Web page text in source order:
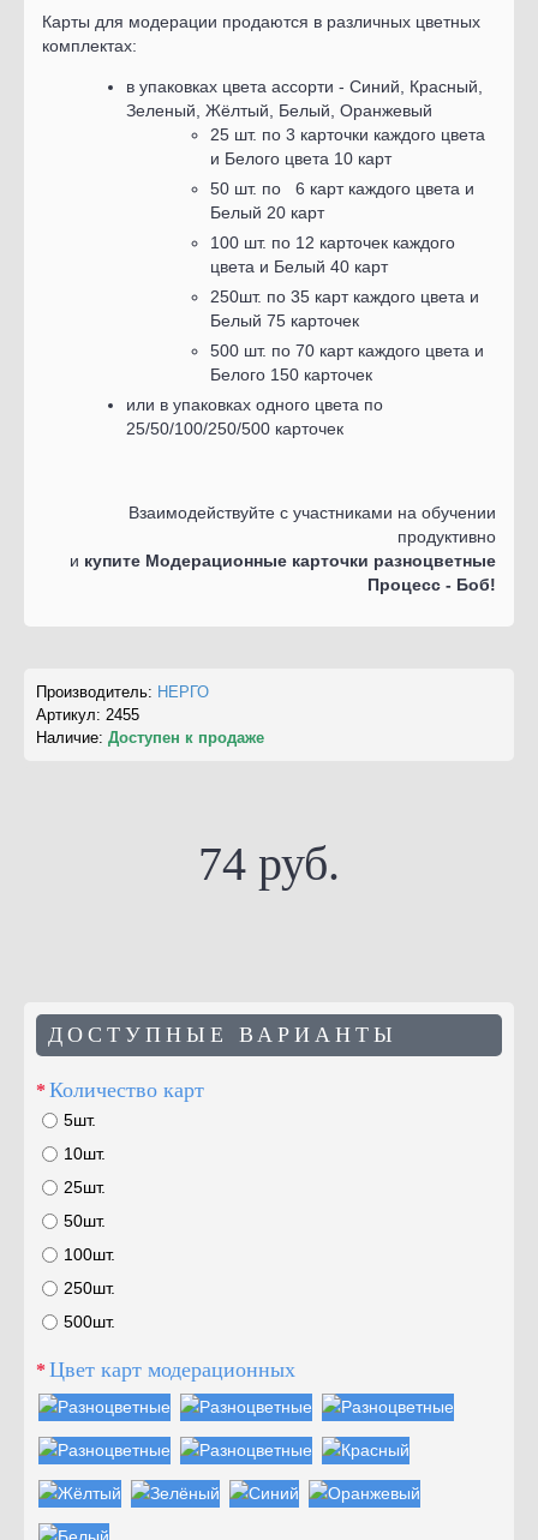
Карты для модерации продаются в различных цветных
комплектах:
в упаковках цвета ассорти - Синий, Красный,
Зеленый, Жёлтый, Белый, Оранжевый
25 шт. по 3 карточки каждого цвета
и Белого цвета 10 карт
50 шт. по 6 карт каждого цвета и
Белый 20 карт
100 шт. по 12 карточек каждого
цвета и Белый 40 карт
250шт. по 35 карт каждого цвета и
Белый 75 карточек
500 шт. по 70 карт каждого цвета и
Белого 150 карточек
или в упаковках одного цвета по
25/50/100/250/500 карточек
Взаимодействуйте с участниками на обучении
продуктивно
и купите Модерационные карточки разноцветные
Процесс - Боб!
Производитель: НЕРГО
Артикул: 2455
Наличие: Доступен к продаже
74 руб.
ДОСТУПНЫЕ ВАРИАНТЫ
Количество карт
5шт.
10шт.
25шт.
50шт.
100шт.
250шт.
500шт.
Цвет карт модерационных